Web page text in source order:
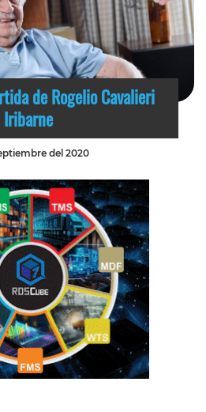
de Rogelio Cavalieri
Iribarne
del 2020